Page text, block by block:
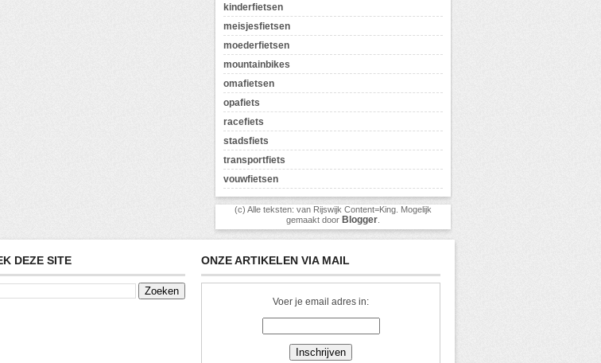
kinderfietsen
meisjesfietsen
moederfietsen
mountainbikes
omafietsen
opafiets
racefiets
stadsfiets
transportfiets
vouwfietsen
(c) Alle teksten: van Rijswijk Content=King. Mogelijk
gemaakt door Blogger
DEZE SITE ONZE ARTIKELEN VIA MAIL
Voer je email adres in: